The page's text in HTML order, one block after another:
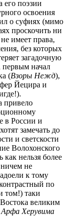
его поэзии
освоения
о суфиях (мимо
проскочить ни
имеет права,
без которых
загадочную
первым начал
(Взоры Нежд),
фер Йецира и
привело
в России и
замечать до
и светскости
Волохонского
нельзя более
ничем не
к тому
по
том!) таки
великим
Арфа Херувима